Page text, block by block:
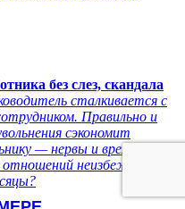
без слез, скандала
сталкивается с
Правильно и
сэкономит
— нервы и время. Но
неизбежен,